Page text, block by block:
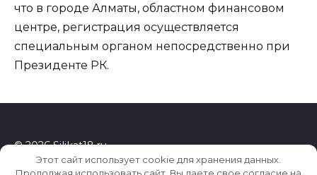
что в городе Алматы, областном финансовом
центре, регистрация осуществляется
специальным органом непосредственно при
Президенте РК.
© 2026 Silikat18.ru
Этот сайт использует cookie для хранения данных.